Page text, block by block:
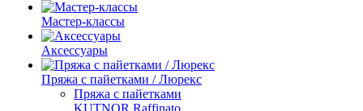
Мастер-классы
Аксессуары
Пряжа с пайетками / Люрекс
Пряжа с пайетками
KUTNOR Raffinato